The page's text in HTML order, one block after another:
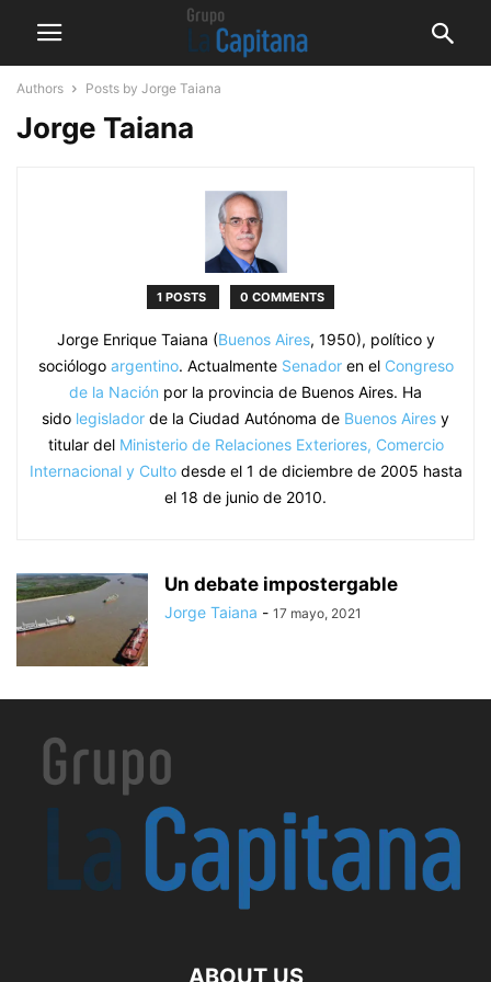
Authors Posts by Jorge Taiana
Jorge Taiana
1 POSTS 0 COMMENTS
Jorge Enrique Taiana (Buenos Aires, 1950), político y
sociólogo argentino. Actualmente Senadoren el Congreso
de la Nación por la provincia de Buenos Aires. Ha
sido legislador de la Ciudad Autónoma de Buenos Aires y
titular del Ministerio de Relaciones Exteriores, Comercio
Internacional y Cultodesde el 1 de diciembre de 2005 hasta
el 18 de junio de 2010.
Un debate impostergable
Jorge Taiana - 17 mayo, 2021
ABOUT US